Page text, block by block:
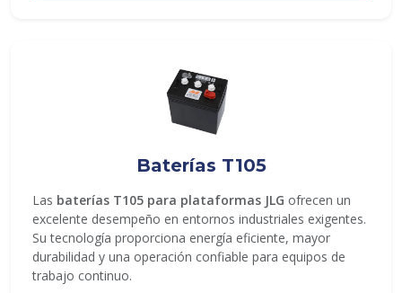
Baterías T105
Las baterías T105 para plataformas JLG ofrecen un
excelente desempeño en entornos industriales exigentes.
Su tecnología proporciona energía eficiente, mayor
durabilidad y una operación confiable para equipos de
trabajo continuo.